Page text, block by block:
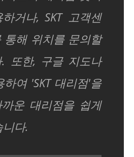
거나, SKT 고객센
통해 위치를 문의할
또한, 구글 지도나
여 'SKT 대리점'을
운 대리점을 쉽게
다.